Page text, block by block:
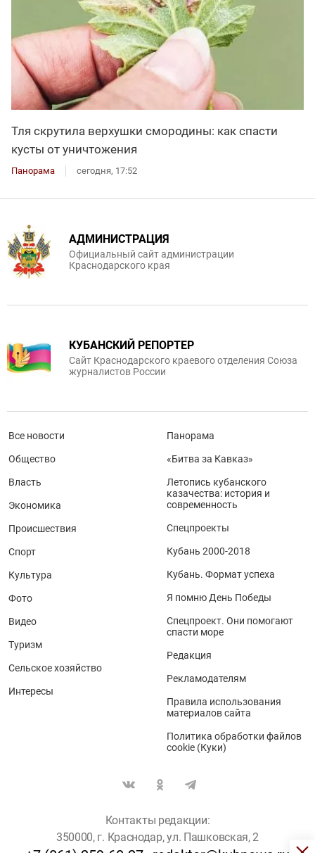
Тля скрутила верхушки смородины: как спасти
кусты от уничтожения
Панорама сегодня, 17:52
АДМИНИСТРАЦИЯ
Официальный сайт администрации
Краснодарского края
КУБАНСКИЙ РЕПОРТЕР
Сайт Краснодарского краевого отделения Союза
журналистов России
Все новости
Общество
Власть
Экономика
Происшествия
Спорт
Культура
Фото
Видео
Туризм
Сельское хозяйство
Интересы
Панорама
«Битва за Кавказ»
Летопись кубанского
казачества: история и
современность
Спецпроекты
Кубань 2000-2018
Кубань. Формат успеха
Я помню День Победы
Спецпроект. Они помогают
спасти море
Редакция
Рекламодателям
Правила использования
материалов сайта
Политика обработки файлов
cookie (Куки)
Контакты редакции:
350000, г. Краснодар, ул. Пашковская, 2